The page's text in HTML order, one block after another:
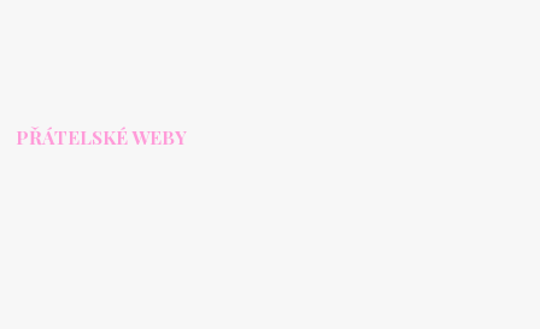
PŘÁTELSKÉ WEBY